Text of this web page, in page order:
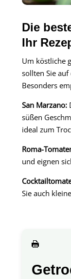
Die
Ihr
Um köstliche
sollten Sie
Besonders
San Marzano:
süßen
ideal zum
Roma-
und eignen
Sie auch